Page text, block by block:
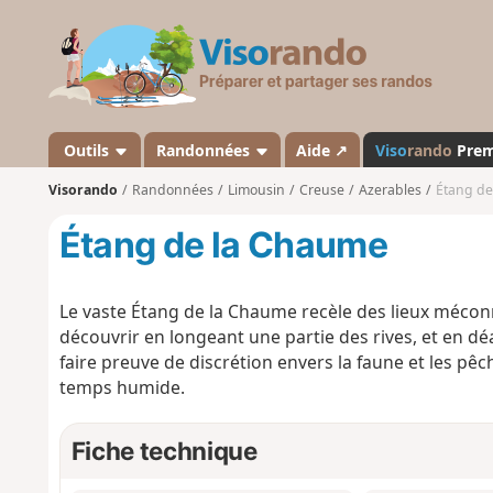
s
a
n
d
Outils Randonnées Aide ↗ Visorando
Visorando Randonnées Limousin Creuse Azerables Étang
Étang de la Chaume
Le vaste Étang de la Chaume recèle des lieux
découvrir en longeant une partie des rives, et en
faire preuve de discrétion envers la faune et les
temps humide.
Fiche technique